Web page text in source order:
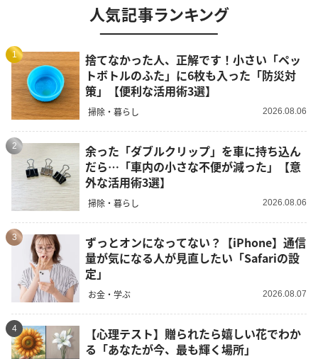
人気記事ランキング
1
捨てなかった人、正解です！小さい「ペッ
トボトルのふた」に6枚も入った「防災対
策」【便利な活用術3選】
掃除・暮らし 2026.08.06
2
余った「ダブルクリップ」を車に持ち込ん
だら…「車内の小さな不便が減った」【意
外な活用術3選】
掃除・暮らし 2026.08.06
3
ずっとオンになってない？【iPhone】通信
量が気になる人が見直したい「Safariの設
定」
お金・学ぶ 2026.08.07
4
【心理テスト】贈られたら嬉しい花でわか
る「あなたが今、最も輝く場所」